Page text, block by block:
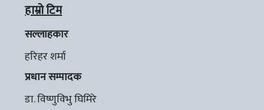
हाम्रो टिम
सल्लाहकार
हरिहर शर्मा
प्रधान सम्पादक
डा. विष्णुविभु घिमिरे